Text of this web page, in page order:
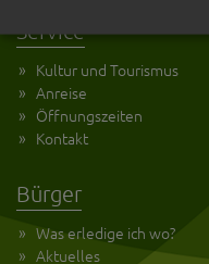
Service
Kultur und Tourismus
Anreise
Öffnungszeiten
Kontakt
Bürger
Was erledige ich wo?
Aktuelles